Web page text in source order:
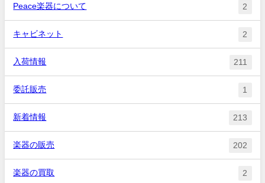
Peace楽器について 2
キャビネット 2
入荷情報 211
委託販売 1
新着情報 213
楽器の販売 202
楽器の買取 2